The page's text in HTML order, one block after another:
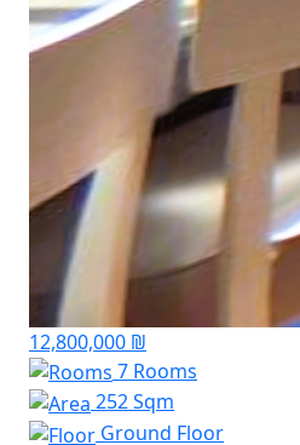
12,800,000 ₪
7 Rooms
252 Sqm
Ground Floor